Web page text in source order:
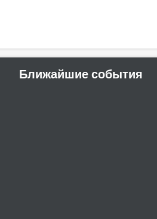
Ближайшие события